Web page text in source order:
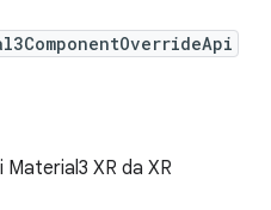
XR da XR